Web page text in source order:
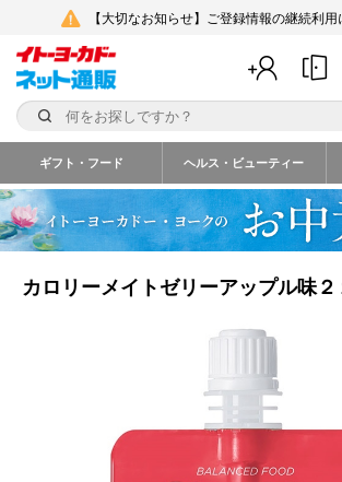
【大切なお知らせ】ご登録情報の継続利
ギフト・フード ヘルス・ビューティー
カロリーメイトゼリーアップル味２